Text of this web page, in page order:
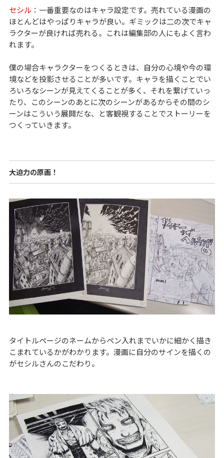
セシル ：一番重要なのはキャラ設定です。売れている漫画の
ほとんどはやっぱりキャラが良い。ギミックは二の次でキャ
ラクターが良ければ売れる。これは編集部の人にもよく言わ
れます。
僕の場合キャラクターをつくるときは、自分の心境や今の環
境などを投影させることが多いです。キャラを描くことでい
ろいろなシーンが見えてくることが多く、それを繋げていっ
たり、このシーンのあとに次のシーンがあるからその間のシ
ーンはこういう展開だな、と客観視することでストーリーを
つくっていきます。
大迫力の原画！
タイトルページのネームからペン入れまでいかに細かく描き
こまれているかがわかります。漫画に自分のサインを描くの
がセシルさんのこだわり。